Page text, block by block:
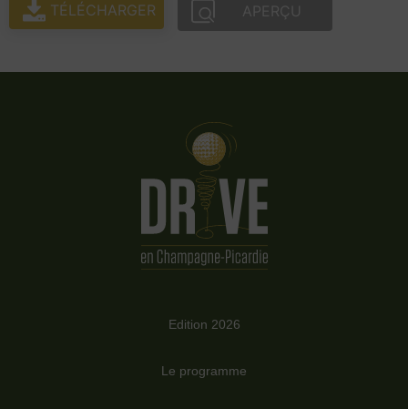
TÉLÉCHARGER APERÇU
Edition 2026
Le programme